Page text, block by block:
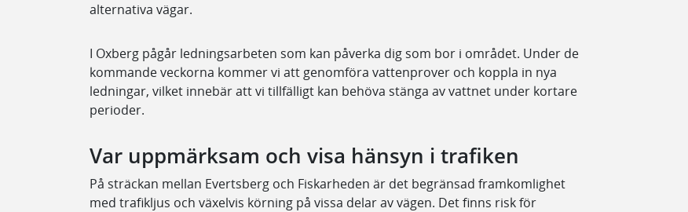
alternativa vägar.
I Oxberg pågår ledningsarbeten som kan påverka dig som bor i området. Under de
kommande veckorna kommer vi att genomföra vattenprover och koppla in nya
ledningar, vilket innebär att vi tillfälligt kan behöva stänga av vattnet under kortare
perioder.
Var uppmärksam och visa hänsyn i trafiken
På sträckan mellan Evertsberg och Fiskarheden är det begränsad framkomlighet
med trafikljus och växelvis körning på vissa delar av vägen. Det finns risk för